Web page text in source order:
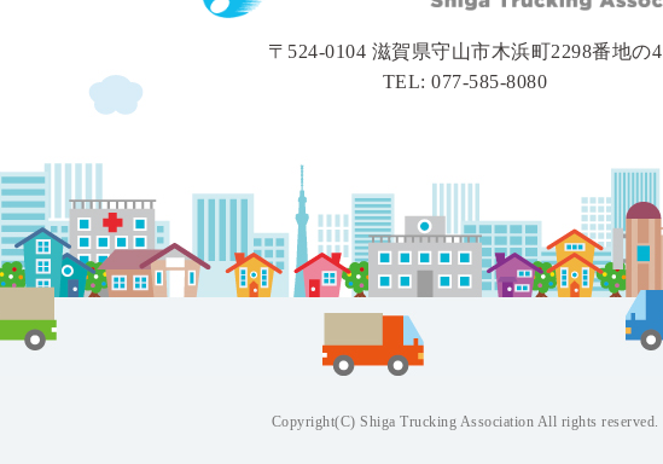
〒524-0104 滋賀県守山市木浜町2298番地の4
TEL: 077-585-8080
Copyright(C) Shiga Trucking Association All rights reserved.